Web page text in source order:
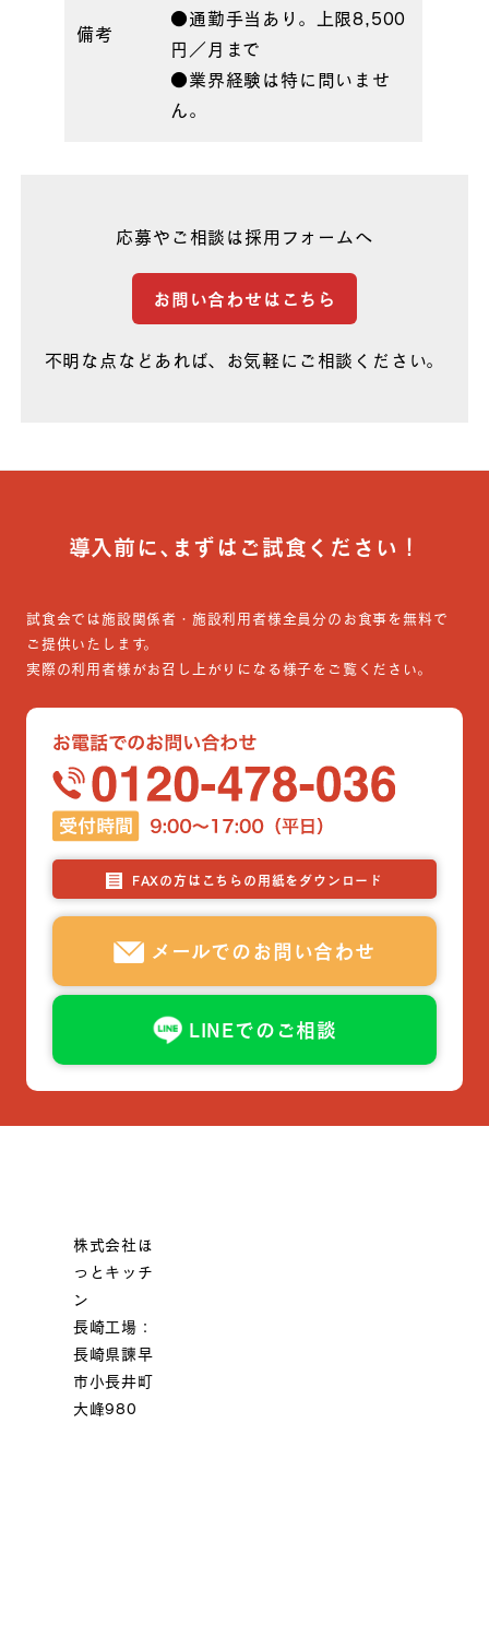
備考
●通勤手当あり。上限8,500
円／月まで
●業界経験は特に問いませ
ん。
応募やご相談は採用フォームへ
お問い合わせはこちら
不明な点などあれば、お気軽にご相談ください。
導入前に､まずはご試食ください！
試食会では施設関係者・施設利用者様全員分のお食事を無料で
ご提供いたします。
実際の利用者様がお召し上がりになる様子をご覧ください。
FAXの方はこちらの用紙をダウンロード
メールでのお問い合わせ
LINEでのご相談
株式会社ほ
っとキッチ
ン
長崎工場：
長崎県諫早
市小長井町
大峰980